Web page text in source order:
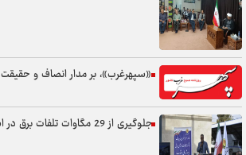
«سپهرغرب»، بر مدار انصاف و حقیقت
جلوگیری از 29 مگاوات تلفات برق در استان مرکزی